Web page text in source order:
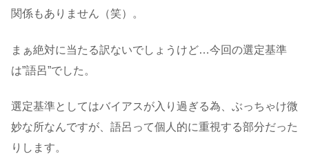
関係もありません（笑）。
まぁ絶対に当たる訳ないでしょうけど…今回の選定基準
は”語呂”でした。
選定基準としてはバイアスが入り過ぎる為、ぶっちゃけ微
妙な所なんですが、語呂って個人的に重視する部分だった
りします。